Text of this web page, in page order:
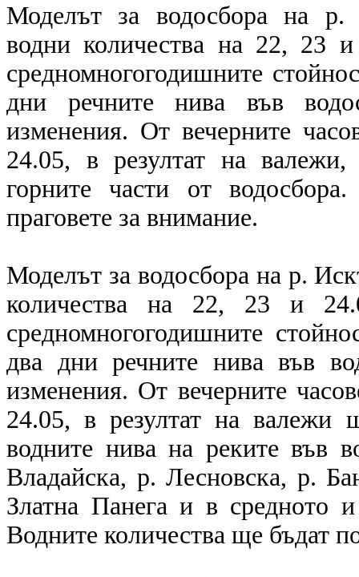
Моделът за водосбора на р.
водни количества на 22, 23
средномногогодишните
дни речните нива във
изменения. От вечерните
24.05, в резултат на
горните части от
праговете за внимание.
Моделът за водосбора на р.
количества на 22, 23 и
средномногогодишните
два дни речните нива във
изменения. От вечерните
24.05, в резултат на валежи
водните нива на реките във
Владайска, р. Лесновска, р.
Златна Панега и в средното
Водните количества ще бъдат